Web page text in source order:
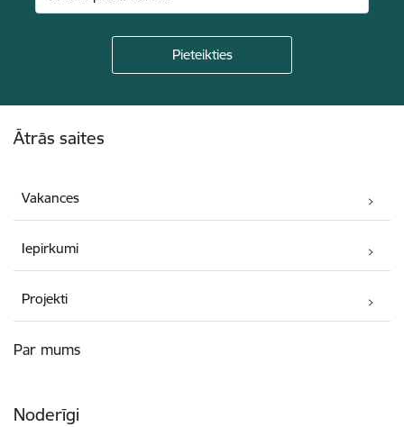
Ātrās saites
Vakances
Iepirkumi
Projekti
Par mums
Noderīgi